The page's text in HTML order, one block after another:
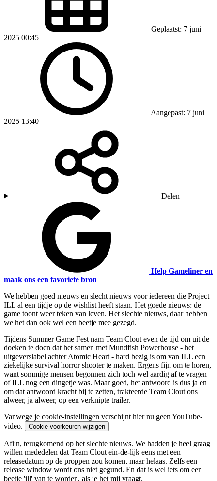
Geplaatst: 7 juni
2025 00:45
Aangepast: 7 juni
2025 13:40
Delen
Help Gameliner en
maak ons een favoriete bron
We hebben goed nieuws en slecht nieuws voor iedereen die Project
ILL al een tijdje op de wishlist heeft staan. Het goede nieuws: de
game toont weer teken van leven. Het slechte nieuws, daar hebben
we het dan ook wel een beetje mee gezegd.
Tijdens Summer Game Fest nam Team Clout even de tijd om uit de
doeken te doen dat het samen met Mundfish Powerhouse - het
uitgeverslabel achter Atomic Heart - hard bezig is om van ILL een
ziekelijke survival horror shooter te maken. Ergens fijn om te horen,
want sommige mensen begonnen zich toch wel aardig af te vragen
of ILL nog een dingetje was. Maar goed, het antwoord is dus ja en
om dat antwoord kracht bij te zetten, trakteerde Team Clout ons
alweer, ja alweer, op een verknipte trailer.
Vanwege je cookie-instellingen verschijnt hier nu geen YouTube-
video.
Cookie voorkeuren wijzigen
Afijn, terugkomend op het slechte nieuws. We hadden je heel graag
willen mededelen dat Team Clout ein-de-lijk eens met een
releasedatum op de proppen zou komen, maar helaas. Zelfs een
release window wordt ons niet gegund. En dat is wel iets om een
beetje 'ill' van te worden, als je het mij vraagt.